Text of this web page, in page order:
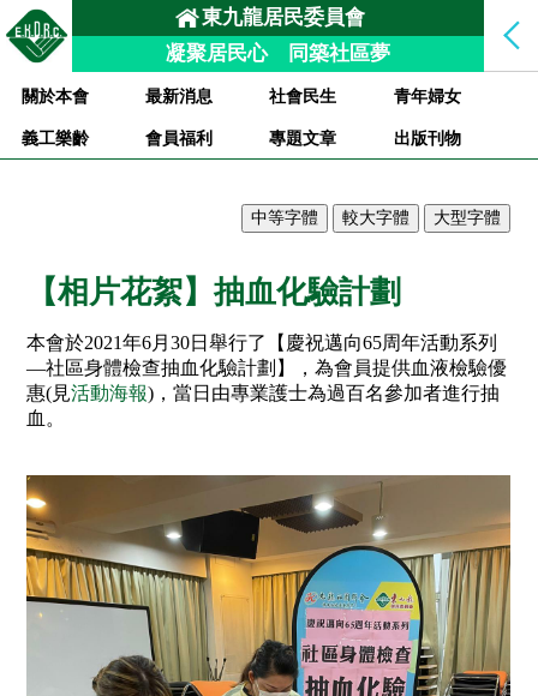
東九龍居民委員會
凝聚居民心 同築社區夢
關於本會 最新消息 社會民生
青年婦女
義工樂齡
會員福利 專題文章 出版刊物
【相片花絮】抽血化驗計劃
本會於2021年6月30日舉行了【慶祝邁向65周年活動系列
—社區身體檢查抽血化驗計劃】，為會員提供血液檢驗優
惠(見活動海報)，當日由專業護士為過百名參加者進行抽
血。